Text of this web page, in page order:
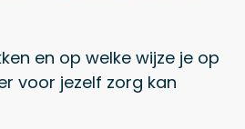
en op welke wijze je op
voor jezelf zorg kan